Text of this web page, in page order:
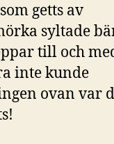
getts av
syltade
till och
inte kunde
ovan var